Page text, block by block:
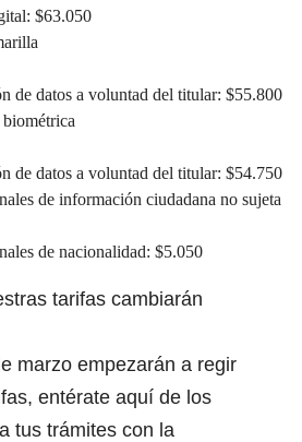
$63.050
de datos a voluntad del titular: $55.800
de datos a voluntad del titular: $54.750
de información ciudadana no sujeta
de nacionalidad: $5.050
tarifas cambiarán
marzo empezarán a regir
entérate aquí de los
tus trámites con la